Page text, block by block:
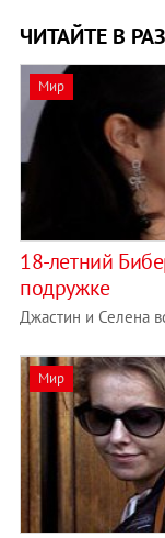
ЧИТАЙТЕ В
Мир
18-летний
подружке
Джастин и Селена
Мир